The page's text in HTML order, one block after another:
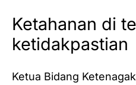
Ketahanan di
ketidakpastian
Ketua Bidang